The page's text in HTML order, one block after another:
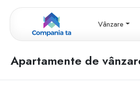
Vânzare
Apartamente de